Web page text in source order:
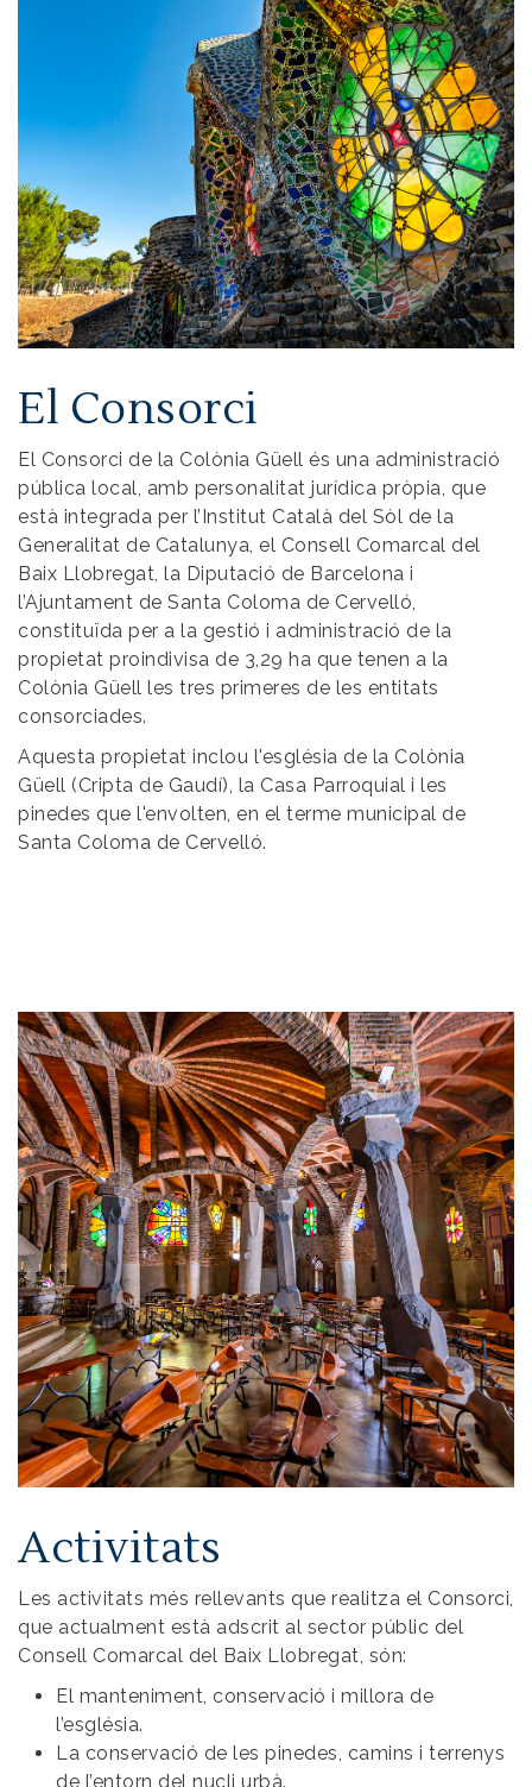
El Consorci
El Consorci de la Colònia Güell és una administració
pública local, amb personalitat jurídica pròpia, que
està integrada per l’Institut Català del Sòl de la
Generalitat de Catalunya, el Consell Comarcal del
Baix Llobregat, la Diputació de Barcelona i
l’Ajuntament de Santa Coloma de Cervelló,
constituïda per a la gestió i administració de la
propietat proindivisa de 3,29 ha que tenen a la
Colònia Güell les tres primeres de les entitats
consorciades.
Aquesta propietat inclou l'església de la Colònia
Güell (Cripta de Gaudí), la Casa Parroquial i les
pinedes que l'envolten, en el terme municipal de
Santa Coloma de Cervelló.
Image
Activitats
Les activitats més rellevants que realitza el Consorci,
que actualment està adscrit al sector públic del
Consell Comarcal del Baix Llobregat, són:
El manteniment, conservació i millora de
l’església.
La conservació de les pinedes, camins i terrenys
de l’entorn del nucli urbà.